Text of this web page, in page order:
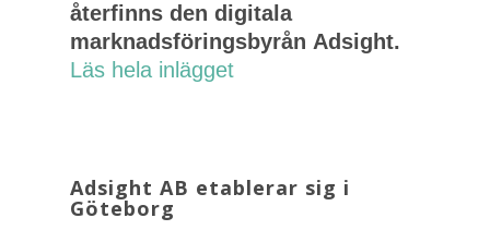
återfinns den digitala
marknadsföringsbyrån Adsight.
Läs hela inlägget
Adsight AB etablerar sig i
Göteborg